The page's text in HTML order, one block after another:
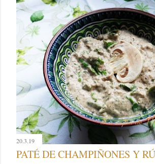
20.3.19
PATÉ DE CHAMPIÑONES Y